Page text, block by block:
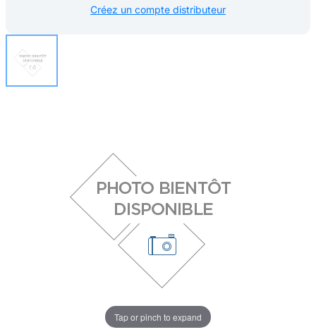
Tap or pinch to expand
Créez un compte distributeur